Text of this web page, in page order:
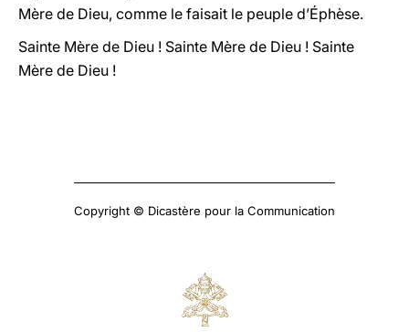
Mère de Dieu, comme le faisait le peuple d’Éphèse.
Sainte Mère de Dieu ! Sainte Mère de Dieu ! Sainte
Mère de Dieu !
Copyright © Dicastère pour la Communication